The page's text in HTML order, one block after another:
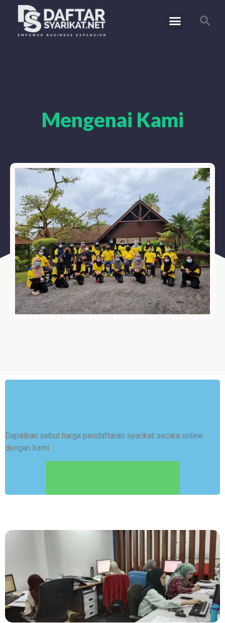
Mengenai Kami
Dapatkan sebut harga pendaftaran syarikat secara online
dengan kami